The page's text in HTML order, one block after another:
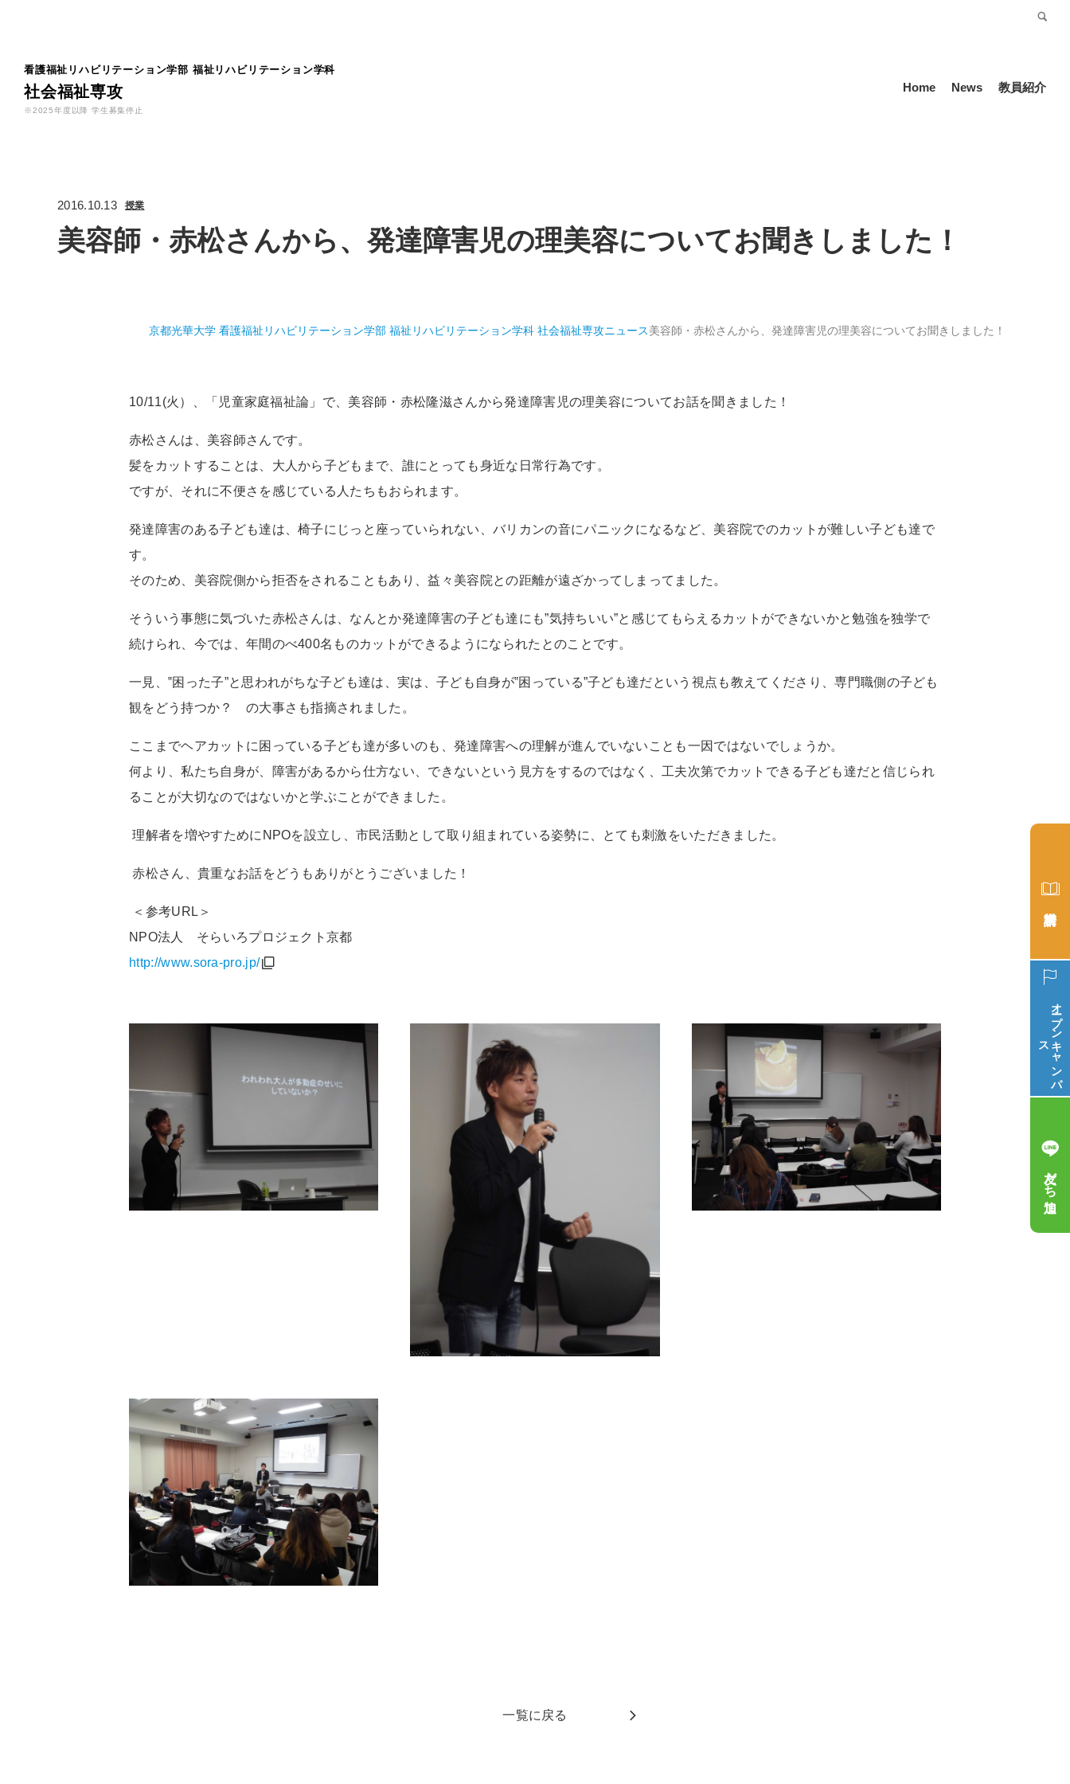
看護福祉リハビリテーション学部 福祉リハビリテーション学科
社会福祉専攻
※2025年度以降 学生募集停止
Home News 教員紹介
2016.10.13 授業
美容師・赤松さんから、発達障害児の理美容についてお聞きしました！
京都光華大学 看護福祉リハビリテーション学部 福祉リハビリテーション学科 社会福祉専攻ニュース美容師・赤松さんから、発達障害児の理美容についてお聞きしました！
10/11(火）、「児童家庭福祉論」で、美容師・赤松隆滋さんから発達障害児の理美容についてお話を聞きました！
赤松さんは、美容師さんです。
髪をカットすることは、大人から子どもまで、誰にとっても身近な日常行為です。
ですが、それに不便さを感じている人たちもおられます。
発達障害のある子ども達は、椅子にじっと座っていられない、バリカンの音にパニックになるなど、美容院でのカットが難しい子ども達で
す。
そのため、美容院側から拒否をされることもあり、益々美容院との距離が遠ざかってしまってました。
そういう事態に気づいた赤松さんは、なんとか発達障害の子ども達にも”気持ちいい”と感じてもらえるカットができないかと勉強を独学で
続けられ、今では、年間のべ400名ものカットができるようになられたとのことです。
一見、‟困った子”と思われがちな子ども達は、実は、子ども自身が‟困っている”子ども達だという視点も教えてくださり、専門職側の子ども
観をどう持つか？ の大事さも指摘されました。
ここまでヘアカットに困っている子ども達が多いのも、発達障害への理解が進んでいないことも一因ではないでしょうか。
何より、私たち自身が、障害があるから仕方ない、できないという見方をするのではなく、工夫次第でカットできる子ども達だと信じられ
ることが大切なのではないかと学ぶことができました。
理解者を増やすためにNPOを設立し、市民活動として取り組まれている姿勢に、とても刺激をいただきました。
赤松さん、貴重なお話をどうもありがとうございました！
＜参考URL＞
NPO法人 そらいろプロジェクト京都
http://www.sora-pro.jp/
一覧に戻る
オープン
キ
ャ
ン
パ
ス
友だち追加